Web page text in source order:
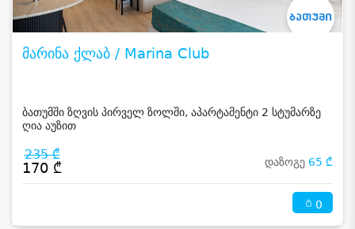
მარინა ქლაბ / Marina Club
ბათუმში ზღვის პირველ ზოლში, აპარტამენტი 2 სტუმარზე
ღია აუზით
235 ₾
170 ₾ დაზოგე 65 ₾
0